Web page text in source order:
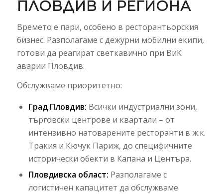
ПЛОВДИВ И РЕГИОНА
Времето е пари, особено в ресторантьорския
бизнес. Разполагаме с дежурни мобилни екипи,
готови да реагират светкавично при ВиК
аварии Пловдив.
Обслужваме приоритетно:
Град Пловдив: Всички индустриални зони,
търговски центрове и квартали – от
интензивно натоварените ресторанти в ж.к.
Тракия и Кючук Париж, до специфичните
исторически обекти в Капана и Центъра.
Пловдивска област: Разполагаме с
логистичен капацитет да обслужваме